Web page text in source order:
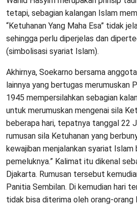
tetapi, sebagian kalangan Islam
“Ketuhanan Yang Maha Esa” tidak
sehingga perlu diperjelas dan
(simbolisasi syariat Islam).
Akhirnya, Soekarno bersama
lainnya yang bertugas merumuskan
1945 mempersilahkan sebagian
untuk merumuskan mengenai sila
beberapa hari, tepatnya tanggal 22
rumusan sila Ketuhanan yang
kewajiban menjalankan syariat Islam
pemeluknya.” Kalimat itu dikenal
Djakarta. Rumusan tersebut
Panitia Sembilan. Di kemudian hari
tidak bisa diterima oleh orang-orang